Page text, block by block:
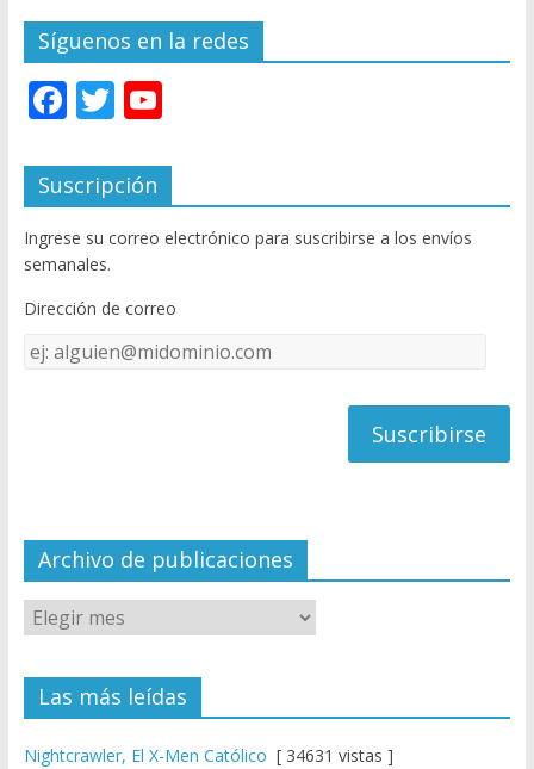
Síguenos en la redes
F
e
b
o
o
k
T
itt
er
Y
u
T
u
e
C
el
Suscripción
Ingrese su correo electrónico para suscribirse a los envíos
semanales.
Dirección de correo
Dirección
de
Archivo de publicaciones
Las más leídas
Nightcrawler, El X-Men Católico [ 34631 vistas ]